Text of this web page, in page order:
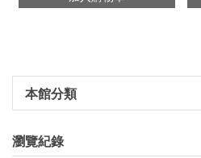
本館分類
瀏覽紀錄